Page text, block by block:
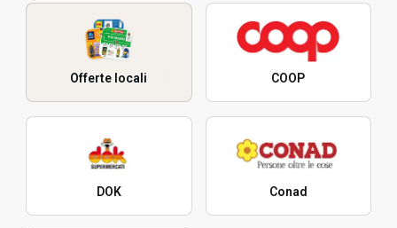
Offerte locali COOP
DOK Conad